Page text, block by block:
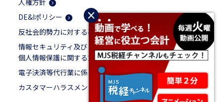
×
DE&Iポリシー
反社会的勢力に対する基本方針
情報セキュリティ及び
個人情報保護に関する方針
電子決済等代行業に係る表示
カスタマーハラスメントに対する基本方針